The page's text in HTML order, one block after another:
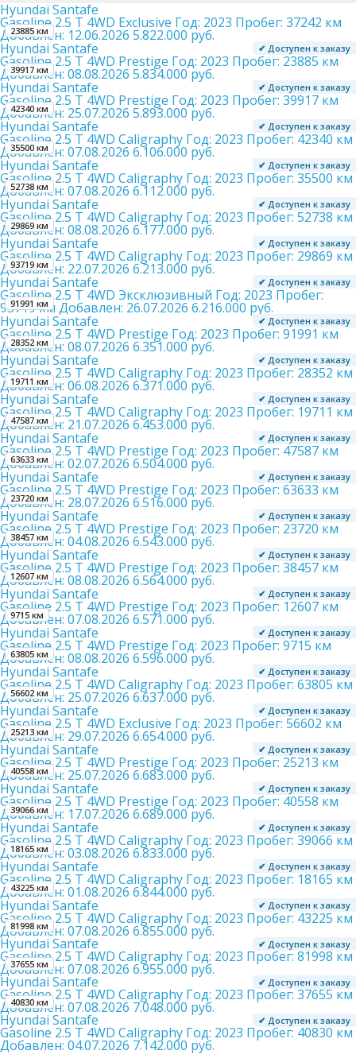
Hyundai Santafe
Gasoline 2.5 T 4WD Exclusive Год: 2023 Пробег: 37242 км
Добавлен: 12.06.2026 5.822.000 руб.
✔ Доступен к заказу
23885 км
Hyundai Santafe
Gasoline 2.5 T 4WD Prestige Год: 2023 Пробег: 23885 км
Добавлен: 08.08.2026 5.834.000 руб.
✔ Доступен к заказу
39917 км
Hyundai Santafe
Gasoline 2.5 T 4WD Prestige Год: 2023 Пробег: 39917 км
Добавлен: 25.07.2026 5.893.000 руб.
✔ Доступен к заказу
42340 км
Hyundai Santafe
Gasoline 2.5 T 4WD Caligraphy Год: 2023 Пробег: 42340 км
Добавлен: 07.08.2026 6.106.000 руб.
✔ Доступен к заказу
35500 км
Hyundai Santafe
Gasoline 2.5 T 4WD Caligraphy Год: 2023 Пробег: 35500 км
Добавлен: 07.08.2026 6.112.000 руб.
✔ Доступен к заказу
52738 км
Hyundai Santafe
Gasoline 2.5 T 4WD Caligraphy Год: 2023 Пробег: 52738 км
Добавлен: 08.08.2026 6.177.000 руб.
✔ Доступен к заказу
29869 км
Hyundai Santafe
Gasoline 2.5 T 4WD Caligraphy Год: 2023 Пробег: 29869 км
Добавлен: 22.07.2026 6.213.000 руб.
✔ Доступен к заказу
93719 км
Hyundai Santafe
Gasoline 2.5 T 4WD Эксклюзивный Год: 2023 Пробег:
93719 км Добавлен: 26.07.2026 6.216.000 руб.
✔ Доступен к заказу
91991 км
Hyundai Santafe
Gasoline 2.5 T 4WD Prestige Год: 2023 Пробег: 91991 км
Добавлен: 08.07.2026 6.351.000 руб.
✔ Доступен к заказу
28352 км
Hyundai Santafe
Gasoline 2.5 T 4WD Caligraphy Год: 2023 Пробег: 28352 км
Добавлен: 06.08.2026 6.371.000 руб.
✔ Доступен к заказу
19711 км
Hyundai Santafe
Gasoline 2.5 T 4WD Caligraphy Год: 2023 Пробег: 19711 км
Добавлен: 21.07.2026 6.453.000 руб.
✔ Доступен к заказу
47587 км
Hyundai Santafe
Gasoline 2.5 T 4WD Prestige Год: 2023 Пробег: 47587 км
Добавлен: 02.07.2026 6.504.000 руб.
✔ Доступен к заказу
63633 км
Hyundai Santafe
Gasoline 2.5 T 4WD Prestige Год: 2023 Пробег: 63633 км
Добавлен: 28.07.2026 6.516.000 руб.
✔ Доступен к заказу
23720 км
Hyundai Santafe
Gasoline 2.5 T 4WD Prestige Год: 2023 Пробег: 23720 км
Добавлен: 04.08.2026 6.543.000 руб.
✔ Доступен к заказу
38457 км
Hyundai Santafe
Gasoline 2.5 T 4WD Prestige Год: 2023 Пробег: 38457 км
Добавлен: 08.08.2026 6.564.000 руб.
✔ Доступен к заказу
12607 км
Hyundai Santafe
Gasoline 2.5 T 4WD Prestige Год: 2023 Пробег: 12607 км
Добавлен: 07.08.2026 6.571.000 руб.
✔ Доступен к заказу
9715 км
Hyundai Santafe
Gasoline 2.5 T 4WD Prestige Год: 2023 Пробег: 9715 км
Добавлен: 08.08.2026 6.596.000 руб.
✔ Доступен к заказу
63805 км
Hyundai Santafe
Gasoline 2.5 T 4WD Caligraphy Год: 2023 Пробег: 63805 км
Добавлен: 25.07.2026 6.637.000 руб.
✔ Доступен к заказу
56602 км
Hyundai Santafe
Gasoline 2.5 T 4WD Exclusive Год: 2023 Пробег: 56602 км
Добавлен: 29.07.2026 6.654.000 руб.
✔ Доступен к заказу
25213 км
Hyundai Santafe
Gasoline 2.5 T 4WD Prestige Год: 2023 Пробег: 25213 км
Добавлен: 25.07.2026 6.683.000 руб.
✔ Доступен к заказу
40558 км
Hyundai Santafe
Gasoline 2.5 T 4WD Prestige Год: 2023 Пробег: 40558 км
Добавлен: 17.07.2026 6.689.000 руб.
✔ Доступен к заказу
39066 км
Hyundai Santafe
Gasoline 2.5 T 4WD Caligraphy Год: 2023 Пробег: 39066 км
Добавлен: 03.08.2026 6.833.000 руб.
✔ Доступен к заказу
18165 км
Hyundai Santafe
Gasoline 2.5 T 4WD Caligraphy Год: 2023 Пробег: 18165 км
Добавлен: 01.08.2026 6.844.000 руб.
✔ Доступен к заказу
43225 км
Hyundai Santafe
Gasoline 2.5 T 4WD Caligraphy Год: 2023 Пробег: 43225 км
Добавлен: 07.08.2026 6.855.000 руб.
✔ Доступен к заказу
81998 км
Hyundai Santafe
Gasoline 2.5 T 4WD Caligraphy Год: 2023 Пробег: 81998 км
Добавлен: 07.08.2026 6.955.000 руб.
✔ Доступен к заказу
37655 км
Hyundai Santafe
Gasoline 2.5 T 4WD Caligraphy Год: 2023 Пробег: 37655 км
Добавлен: 07.08.2026 7.048.000 руб.
✔ Доступен к заказу
40830 км
Hyundai Santafe
Gasoline 2.5 T 4WD Caligraphy Год: 2023 Пробег: 40830 км
Добавлен: 04.07.2026 7.142.000 руб.